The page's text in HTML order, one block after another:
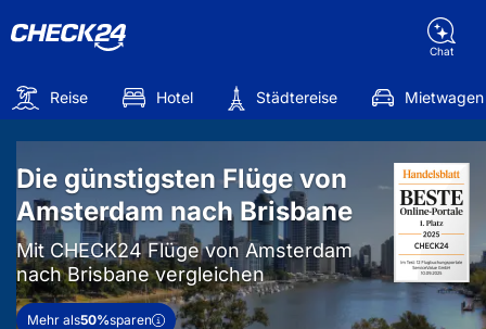
Chat
Reise Hotel Städtereise Mietwagen
Die günstigsten Flüge von
Amsterdam nach Brisbane
Mit CHECK24 Flüge von Amsterdam
nach Brisbane vergleichen
Mehr als50%sparen